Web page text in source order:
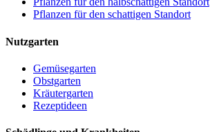
Pflanzen für den schattigen Standort
Nutzgarten
Gemüsegarten
Obstgarten
Kräutergarten
Rezeptideen